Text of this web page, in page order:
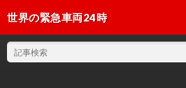
世界の緊急車両24時